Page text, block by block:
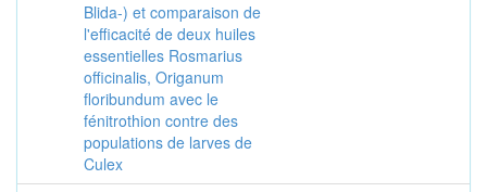
Blida-) et comparaison de
l'efficacité de deux huiles
essentielles Rosmarius
officinalis, Origanum
floribundum avec le
fénitrothion contre des
populations de larves de
Culex